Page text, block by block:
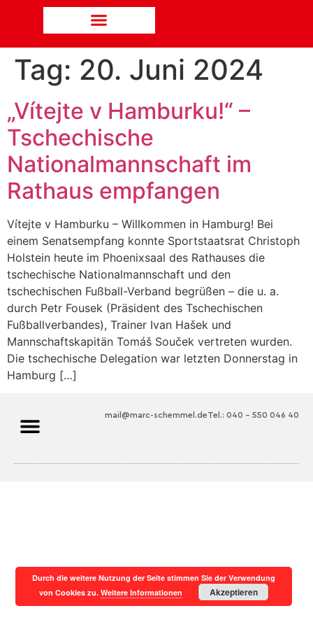
Tag: 20. Juni 2024
„Vítejte v Hamburku!“ –
Tschechische
Nationalmannschaft im
Rathaus empfangen
Vítejte v Hamburku – Willkommen in Hamburg! Bei
einem Senatsempfang konnte Sportstaatsrat Christoph
Holstein heute im Phoenixsaal des Rathauses die
tschechische Nationalmannschaft und den
tschechischen Fußball-Verband begrüßen – die u. a.
durch Petr Fousek (Präsident des Tschechischen
Fußballverbandes), Trainer Ivan Hašek und
Mannschaftskapitän Tomáš Souček vertreten wurden.
Die tschechische Delegation war letzten Donnerstag in
Hamburg […]
Tel.: 040 – 550 046 40
mail@marc-schemmel.de
Durch die weitere Nutzung der Seite stimmen Sie der Verwendung
von Cookies zu.Weitere Informationen Akzeptieren